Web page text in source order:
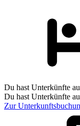
Du hast Unterkünfte
Du hast Unterkünfte
Zur